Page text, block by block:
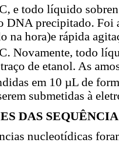
C, e todo líquido
DNA precipitado. Foi
na hora)e rápida
C. Novamente, todo
de etanol. As
em 10 µL de
submetidas à
DAS
nucleotídicas